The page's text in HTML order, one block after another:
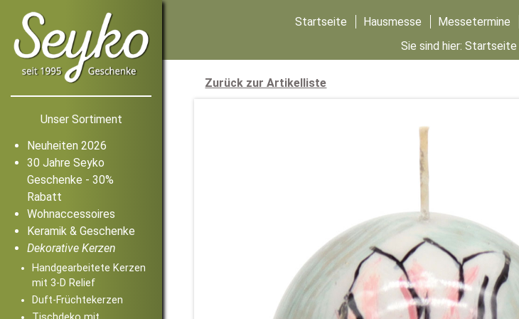
Unser Sortiment
Neuheiten 2026
30 Jahre Seyko
Geschenke - 30%
Rabatt
Wohnaccessoires
Keramik & Geschenke
Dekorative Kerzen
Handgearbeitete Kerzen
mit 3-D Relief
Duft-Früchtekerzen
Startseite Hausmesse Messetermine
Sie sind hier:Startseite
Zurück zur Artikelliste